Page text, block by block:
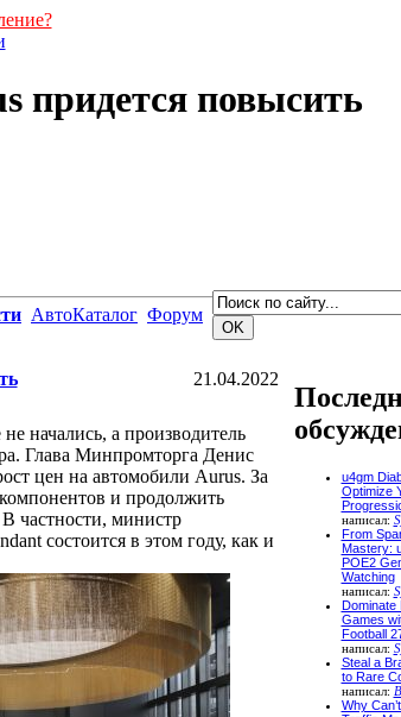
придется повысить
АвтоКаталог Форум
21.04.2022
начались, а производитель
Глава Минпромторга Денис
цен на автомобили Aurus. За
и продолжить
частности, министр
состоится в этом году, как и
u4gm
Optimize
написал:
From
Mastery:
POE2
Watching
написал:
Dominate
Games
Football
написал:
Steal a
to Rare
написал:
Why